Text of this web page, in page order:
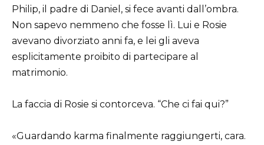
Philip, il padre di Daniel, si fece avanti dall’ombra.
Non sapevo nemmeno che fosse lì. Lui e Rosie
avevano divorziato anni fa, e lei gli aveva
esplicitamente proibito di partecipare al
matrimonio.
La faccia di Rosie si contorceva. “Che ci fai qui?”
«Guardando karma finalmente raggiungerti, cara.